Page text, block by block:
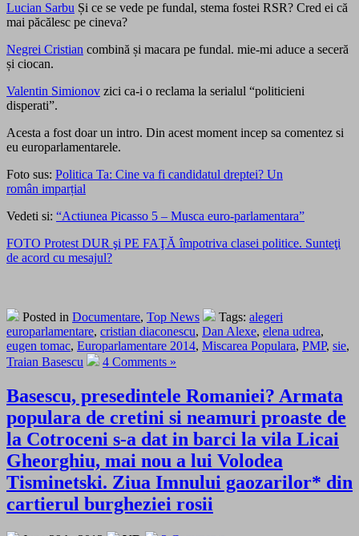
Lucian Sarbu Și ce se vede pe fundal, stema fostei RSR? Cred ei că
mai păcălesc pe cineva?
Negrei Cristian combină și macara pe fundal. mie-mi aduce a seceră
și ciocan.
Valentin Simionov zici ca-i o reclama la serialul “politicieni
disperati”.
Acesta a fost doar un intro. Din acest moment incep sa comentez si
eu europarlamentarele.
Foto sus: Politica Ta: Cine va fi candidatul dreptei? Un
român imparțial
Vedeti si: “Actiunea Picasso 5 – Musca euro-parlamentara”
FOTO Protest DUR şi PE FAŢĂ împotriva clasei politice. Sunteţi
de acord cu mesajul?
Posted in Documentare, Top News Tags: alegeri
europarlamentare, cristian diaconescu, Dan Alexe, elena udrea,
eugen tomac, Europarlamentare 2014, Miscarea Populara, PMP, sie,
Traian Basescu
4 Comments »
Basescu, presedintele Romaniei? Armata
populara de cretini si neamuri proaste de
la Cotroceni s-a dat in barci la vila Licai
Gheorghiu, mai nou a lui Volodea
Tisminetski. Ziua Imnului gaozarilor* din
cartierul burgheziei rosii